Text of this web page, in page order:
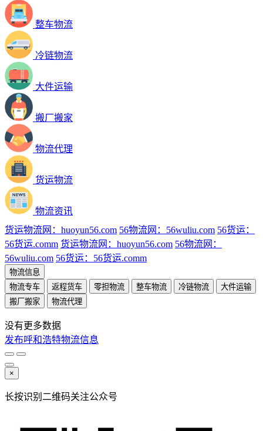
整车物流
冷链物流
大件运输
搬厂搬家
物流代理
货运物流
物流资讯
货运物流网：huoyun56.com 56物流网：56wuliu.com 56货运：
56货运.comm 货运物流网：huoyun56.com 56物流网：
56wuliu.com 56货运：56货运.comm
物流信息
物流专车
返程货车 零担物流 整车物流 冷链物流
大件运输
搬厂搬家
物流代理
没有更多数据
发布呼和浩特物流信息
×
长按识别二维码关注公众号